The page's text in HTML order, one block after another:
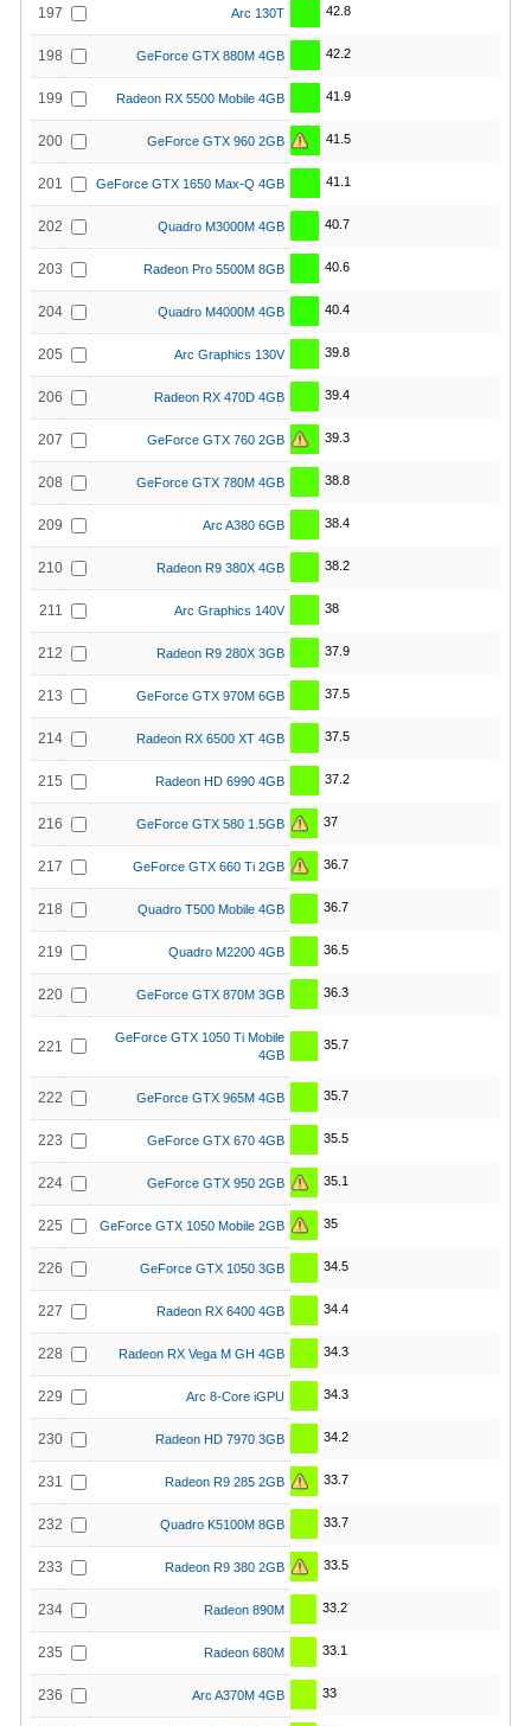
197 Arc 130T 42.8
198 GeForce GTX 880M 4GB 42.2
199 Radeon RX 5500 Mobile 4GB 41.9
200 GeForce GTX 960 2GB 41.5
201 GeForce GTX 1650 Max-Q 4GB 41.1
202 Quadro M3000M 4GB 40.7
203 Radeon Pro 5500M 8GB 40.6
204 Quadro M4000M 4GB 40.4
205 Arc Graphics 130V 39.8
206 Radeon RX 470D 4GB 39.4
207 GeForce GTX 760 2GB 39.3
208 GeForce GTX 780M 4GB 38.8
209 Arc A380 6GB 38.4
210 Radeon R9 380X 4GB 38.2
211 Arc Graphics 140V 38
212 Radeon R9 280X 3GB 37.9
213 GeForce GTX 970M 6GB 37.5
214 Radeon RX 6500 XT 4GB 37.5
215 Radeon HD 6990 4GB 37.2
216 GeForce GTX 580 1.5GB 37
217 GeForce GTX 660 Ti 2GB 36.7
218 Quadro T500 Mobile 4GB 36.7
219 Quadro M2200 4GB 36.5
220 GeForce GTX 870M 3GB 36.3
221
GeForce GTX 1050 Ti Mobile
4GB
35.7
222 GeForce GTX 965M 4GB 35.7
223 GeForce GTX 670 4GB 35.5
224 GeForce GTX 950 2GB 35.1
225 GeForce GTX 1050 Mobile 2GB 35
226 GeForce GTX 1050 3GB 34.5
227 Radeon RX 6400 4GB 34.4
228 Radeon RX Vega M GH 4GB 34.3
229 Arc 8-Core iGPU 34.3
230 Radeon HD 7970 3GB 34.2
231 Radeon R9 285 2GB 33.7
232 Quadro K5100M 8GB 33.7
233 Radeon R9 380 2GB 33.5
234 Radeon 890M 33.2
235 Radeon 680M 33.1
236 Arc A370M 4GB 33